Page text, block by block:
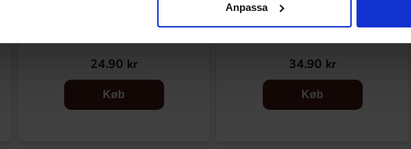
Anpassa
Barkleys Salmiak Liquorice Pellets 20g
24.90 kr
Køb
Toppie Wax Candy Bear Jordgubb 40g
34.90 kr
Køb